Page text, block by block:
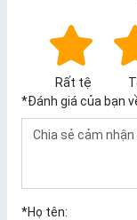
Rất tệ
*Đánh giá của bạn
*Họ tên: